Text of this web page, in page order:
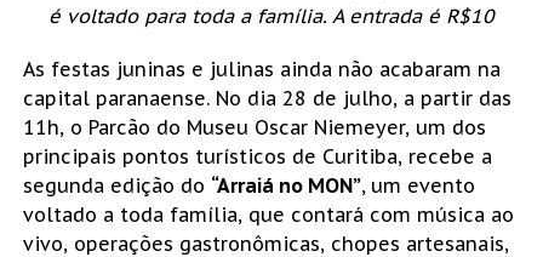
é voltado para toda a família. A entrada é R$10
As festas juninas e julinas ainda não acabaram na
capital paranaense. No dia 28 de julho, a partir das
11h, o Parcão do Museu Oscar Niemeyer, um dos
principais pontos turísticos de Curitiba, recebe a
segunda edição do “Arraiá no MON”, um evento
voltado a toda família, que contará com música ao
vivo, operações gastronômicas, chopes artesanais,